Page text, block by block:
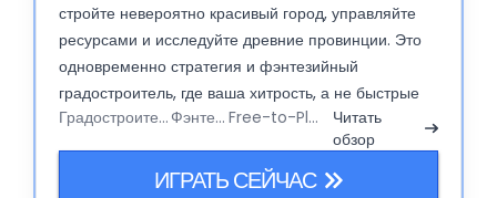
стройте невероятно красивый город, управляйте
ресурсами и исследуйте древние провинции. Это
одновременно стратегия и фэнтезийный
градостроитель, где ваша хитрость, а не быстрые
клики, приведут к победе.
Градостроитель Фэнтези Free-to-Play
Читать
обзор
ИГРАТЬ СЕЙЧАС